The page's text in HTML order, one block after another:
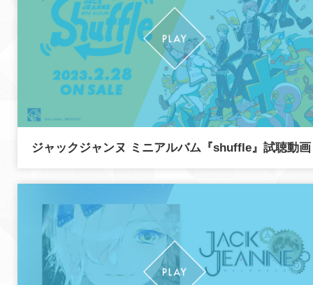
ジャックジャンヌ ミニアルバム『shuffle』試聴動画